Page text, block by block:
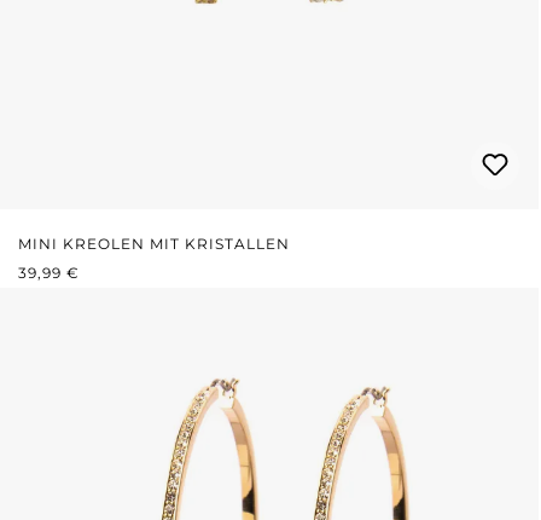
MINI KREOLEN MIT KRISTALLEN
REGULÄRER PREIS:
39,99 €